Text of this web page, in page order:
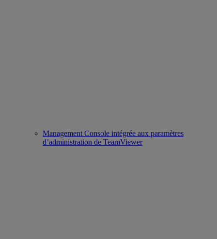
Management Console intégrée aux paramètres
d’administration de TeamViewer